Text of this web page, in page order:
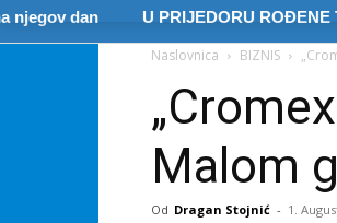
U PRIJEDORU ROĐENE TRI BEBE
Naslovnica BIZNIS
Malom
Od Dragan Stojnić - 1.